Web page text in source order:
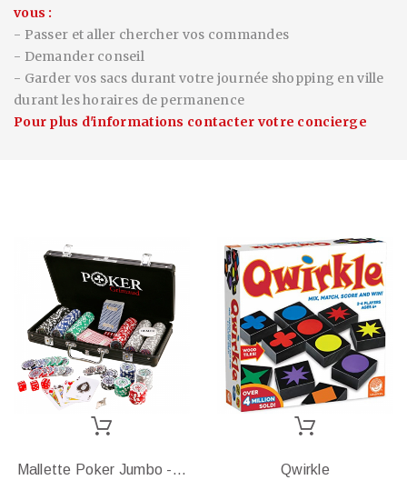
vous :
- Passer et aller chercher vos commandes
- Demander conseil
- Garder vos sacs durant votre journée shopping en ville
durant les horaires de permanence
Pour plus d'informations contacter votre concierge
Mallette Poker Jumbo -... Qwirkle